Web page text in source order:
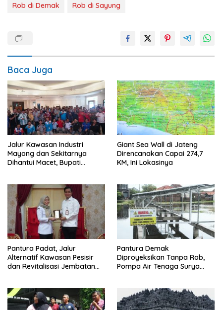
Rob di Demak
Rob di Sayung
Baca Juga
Jalur Kawasan Industri
Mayong dan Sekitarnya
Dihantui Macet, Bupati
Giant Sea Wall di Jateng
Direncanakan Capai 274,7
KM, Ini Lokasinya
Pantura Padat, Jalur
Alternatif Kawasan Pesisir
dan Revitalisasi Jembatan
Pantura Demak
Diproyeksikan Tanpa Rob,
Pompa Air Tenaga Surya